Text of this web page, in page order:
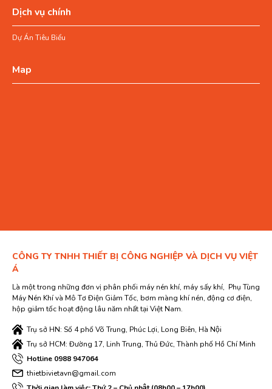
Dịch vụ chính
Dự Án Tiêu Biểu
Map
CÔNG TY TNHH THIẾT BỊ CÔNG NGHIỆP VÀ DỊCH VỤ VIỆT
Á
Là một trong những đơn vị phân phối máy nén khí, máy sấy khí, Phụ Tùng
Máy Nén Khí và Mô Tơ Điện Giảm Tốc, bơm màng khí nén, động cơ điện,
hộp giảm tốc hoạt động lâu năm nhất tại Việt Nam.
Trụ sở HN: Số 4 phố Võ Trung, Phúc Lợi, Long Biên, Hà Nội
Trụ sở HCM: Đường 17, Linh Trung, Thủ Đức, Thành phố Hồ Chí Minh
Hotline 0988 947064
thietbivietavn@gmail.com